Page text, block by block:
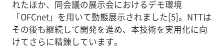
れたほか、同会議の展示会におけるデモ環境
「OFCnet」を用いて動態展示されました[5]。NTTは
その後も継続して開発を進め、本技術を実用化に向
けてさらに精錬しています。